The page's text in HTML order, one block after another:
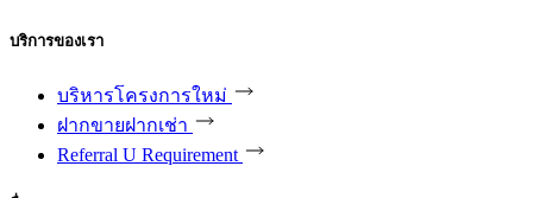
บริการของเรา
บริหารโครงการใหม่
ฝากขายฝากเช่า
Referral U Requirement